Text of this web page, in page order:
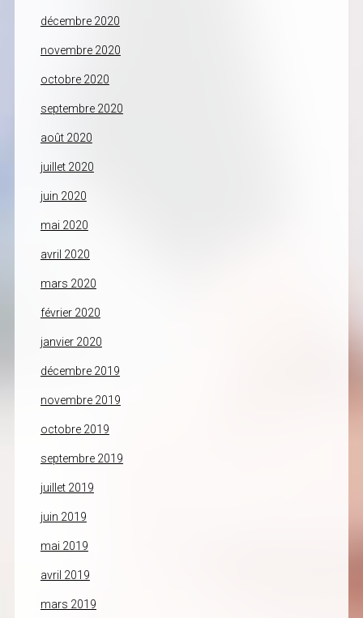
décembre 2020
novembre 2020
octobre 2020
septembre 2020
août 2020
juillet 2020
juin 2020
mai 2020
avril 2020
mars 2020
février 2020
janvier 2020
décembre 2019
novembre 2019
octobre 2019
septembre 2019
juillet 2019
juin 2019
mai 2019
avril 2019
mars 2019